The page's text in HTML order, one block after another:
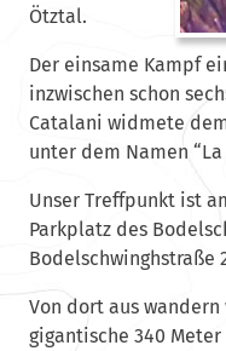
Ötztal.
Der einsame Kampf
inzwischen schon
Catalani widmete
unter dem Namen “La
Unser Treffpunkt ist
Parkplatz des
Bodelschwinghstraße
Von dort aus
gigantische 340